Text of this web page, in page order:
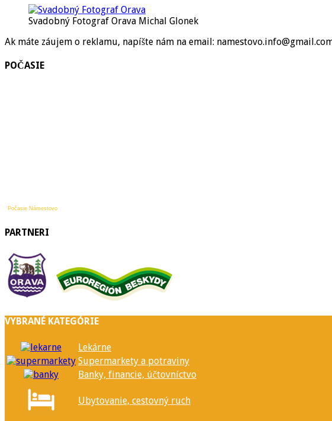
Svadobný Fotograf Orava Michal Glonek
Ak máte záujem o reklamu, napíšte nám na email:
POČASIE
Počasie Námestovo
PARTNERI
VYBRANÉ KATEGÓRIE
Lekárne
Supermarkety a potraviny
Banky, financie, účtovníctvo
Ubytovanie, cestovný ruch